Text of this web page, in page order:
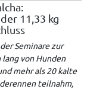
11,33 kg
Seminare zur
von Hunden
mehr als 20 kalte
teilnahm,